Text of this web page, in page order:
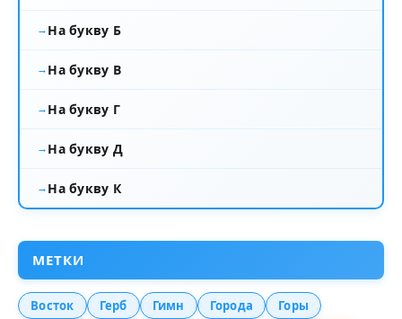
На букву Б
На букву В
На букву Г
На букву Д
На букву К
МЕТКИ
Восток Герб Гимн Города
Горы